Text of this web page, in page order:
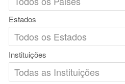
Estados
Instituições